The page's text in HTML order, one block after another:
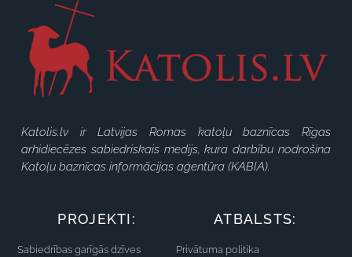
Katolis.lv ir Latvijas Romas katoļu baznīcas Rīgas
arhidiecēzes sabiedriskais medijs, kura darbību nodrošina
Katoļu baznīcas informācijas aģentūra (KABIA).
PROJEKTI:
Sabiedrības garīgās dzīves
ATBALSTS:
Privātuma politika